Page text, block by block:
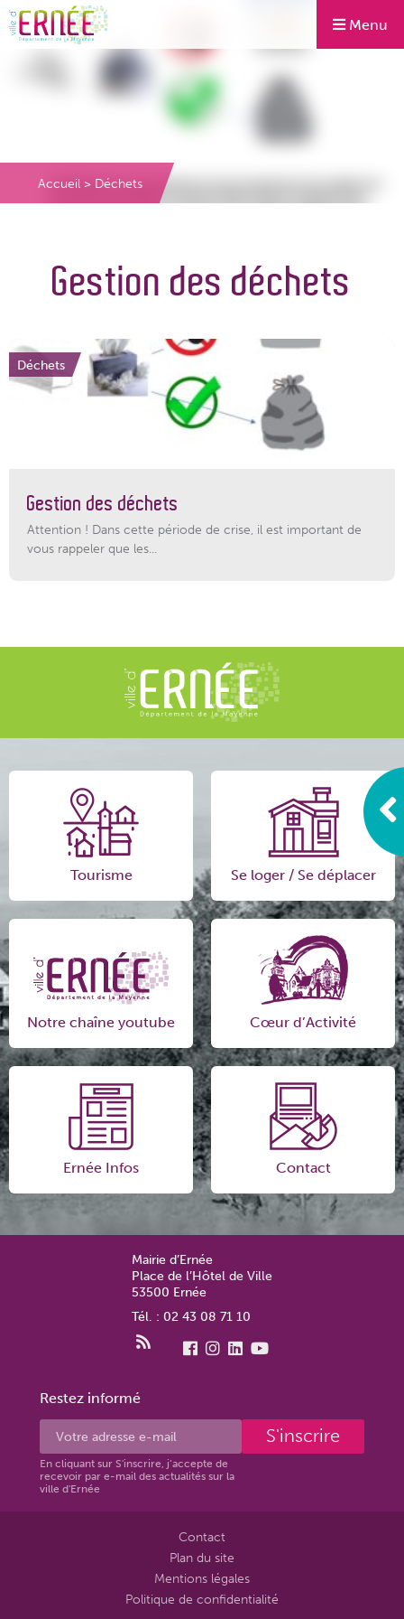
Menu
Accueil > Déchets
Gestion des déchets
Déchets
Gestion des déchets
Attention ! Dans cette période de crise, il est important de
vous rappeler que les...
Tourisme Se loger / Se déplacer
Notre chaîne youtube Cœur d’Activité
Ernée Infos Contact
Mairie d’Ernée
Place de l’Hôtel de Ville
53500 Ernée
Tél. : 02 43 08 71 10
Restez informé
En cliquant sur S'inscrire, j’accepte de
recevoir par e-mail des actualités sur la
ville d'Ernée
S'inscrire
Contact
Plan du site
Mentions légales
Politique de confidentialité